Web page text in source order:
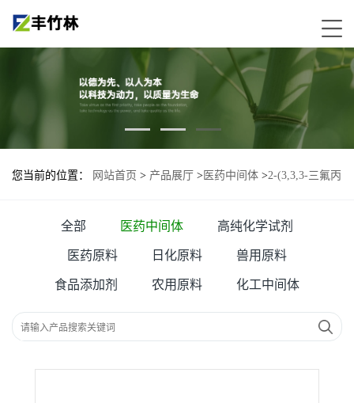
您当前的位置： 网站首页 > 产品展厅 > 医药中间体 >2-(3,3,3-三氟丙
全部 医药中间体 高纯化学试剂
医药原料 日化原料 兽用原料
食品添加剂 农用原料 化工中间体